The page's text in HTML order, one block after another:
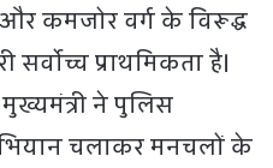
कमजोर वर्ग के विरूद्ध
प्राथमिकता है।
ने पुलिस
चलाकर मनचलों के